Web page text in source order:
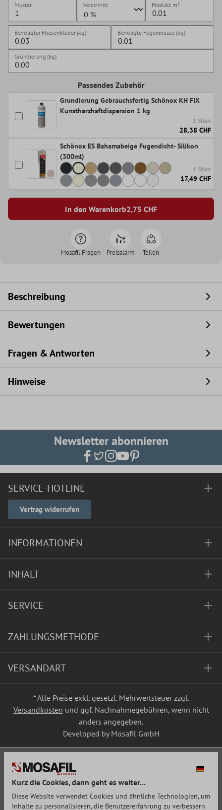
Muster Verschnitt Produkt m²
Benötigter Fliesenkleber (kg) Benötigte Fugenmasse (kg)
Grundierung (kg)
Passendes Zubehör
Grundierung Gebrauchsfertig Schönox KH FIX
Kunstharzhaftdispersion 1 kg
1 Stück
28,38 CHF
Schönox ES Bahamabeige Fugendicht- Silikon
(300ml)
1 Stück
17,49 CHF
In den Warenkorb2,75 CHF
Mosafil Fragen Preisalarm Teilen
Beschreibung
Bewertungen
Fragen & Antworten
Hinweise
Newsletter abonnieren
SERVICE-HOTLINE
Vertrag widerrufen
INFORMATIONEN
INHALT
SERVICE
ZAHLUNGSMETHODE
VERSANDART
* Alle Preise exkl. gesetzl. Mehrwertsteuer zzgl.
Versandkosten und ggf. Nachnahmegebühren, wenn nicht
anders angegeben.
Developed by Mosafil GmbH
Kurz die Cookies, dann geht es weiter...
Diese Website verwendet Cookies und ähnliche Technologien, um
Inhalte zu personalisieren, die Benutzererfahrung zu verbessern